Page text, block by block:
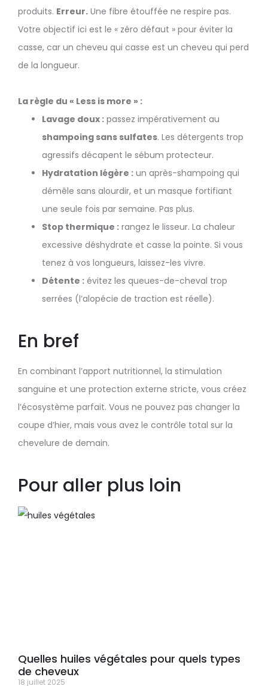
produits. Erreur. Une fibre étouffée ne respire pas.
Votre objectif ici est le « zéro défaut » pour éviter la
casse, car un cheveu qui casse est un cheveu qui perd
de la longueur.
La règle du « Less is more » :
Lavage doux : passez impérativement au
shampoing sans sulfates. Les détergents trop
agressifs décapent le sébum protecteur.
Hydratation légère : un après-shampoing qui
démêle sans alourdir, et un masque fortifiant
une seule fois par semaine. Pas plus.
Stop thermique : rangez le lisseur. La chaleur
excessive déshydrate et casse la pointe. Si vous
tenez à vos longueurs, laissez-les vivre.
Détente : évitez les queues-de-cheval trop
serrées (l’alopécie de traction est réelle).
En bref
En combinant l’apport nutritionnel, la stimulation
sanguine et une protection externe stricte, vous créez
l’écosystème parfait. Vous ne pouvez pas changer la
coupe d’hier, mais vous avez le contrôle total sur la
chevelure de demain.
Pour aller plus loin
Quelles huiles végétales pour quels types
de cheveux
18 juillet 2025